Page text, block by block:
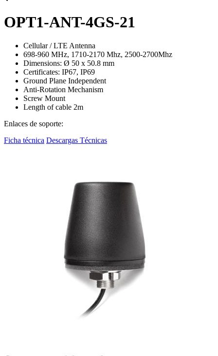
OPT1-ANT-4GS-21
Cellular / LTE Antenna
698-960 MHz, 1710-2170 Mhz, 2500-2700Mhz
Dimensions: Ø 50 x 50.8 mm
Certificates: IP67, IP69
Ground Plane Independent
Anti-Rotation Mechanism
Screw Mount
Length of cable 2m
Enlaces de soporte:
Ficha técnica Descargas Técnicas